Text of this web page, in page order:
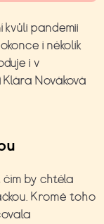
kvůli pandemii
i několik
i v
Nováková
čím by chtěla
Kromě toho